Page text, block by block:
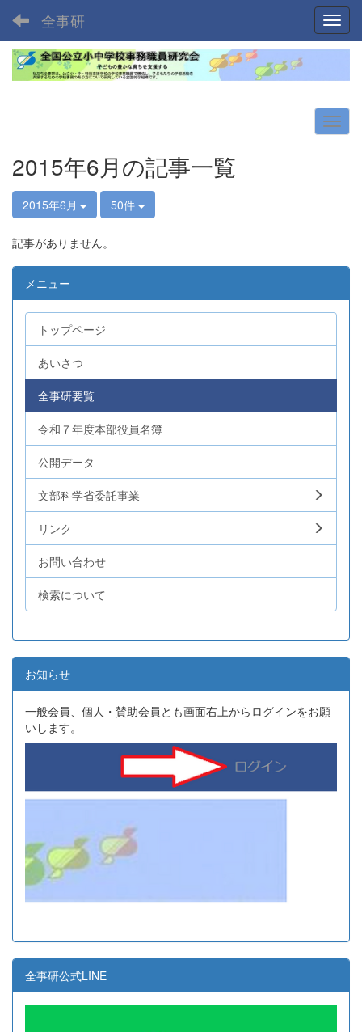
全事研
2015年6月の記事一覧
2015年6月 50件
記事がありません。
メニュー
トップページ
あいさつ
全事研要覧
令和７年度本部役員名簿
公開データ
文部科学省委託事業
リンク
お問い合わせ
検索について
お知らせ
一般会員、個人・賛助会員とも画面右上からログインをお願
いします。
全事研公式LINE